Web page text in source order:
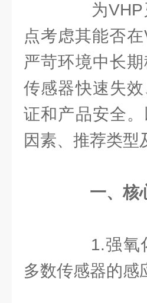
为VHP灭
点考虑其能否
严苛环境中长
传感器快速失
证和产品安全
因素、推荐类型
一、核
1.强氧化
多数传感器的感